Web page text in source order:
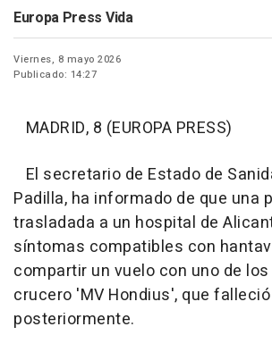
Europa Press Vida
Viernes, 8 mayo 2026
Publicado: 14:27
MADRID, 8 (EUROPA PRESS)
El secretario de Estado de
Padilla, ha informado de que una
trasladada a un hospital de
síntomas compatibles con
compartir un vuelo con uno de
crucero 'MV Hondius', que falleció
posteriormente.